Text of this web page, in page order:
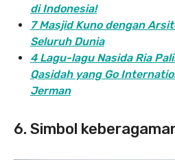
di Indonesia!
7 Masjid Kuno dengan
Seluruh Dunia
4 Lagu-lagu Nasida Ria
Qasidah yang Go
Jerman
6. Simbol